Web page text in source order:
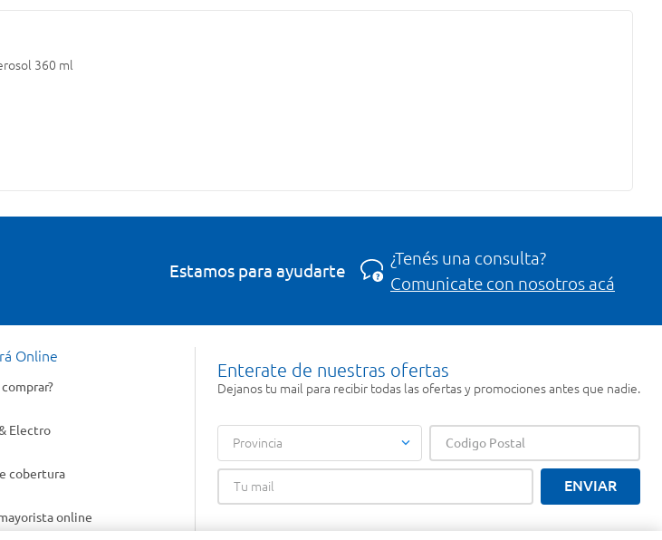
360 ml
Estamos para ayudarte
¿Tenés una consulta?
Comunicate con nosotros acá
Online
comprar?
Electro
cobertura
online
Enterate de nuestras ofertas
Dejanos tu mail para recibir todas las ofertas y promociones antes que nadie.
Provincia
ENVIAR